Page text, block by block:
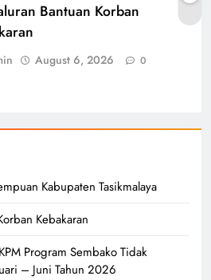
Bantuan Korban
August 6, 2026 0
Kabupaten Tasikmalaya
Kebakaran
Program Sembako Tidak
– Juni Tahun 2026